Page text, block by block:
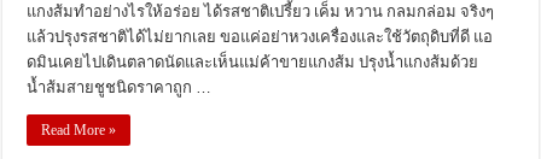
แกงส้มทำอย่างไรให้อร่อย ได้รสชาติเปรี้ยว เค็ม หวาน กลมกล่อม จริงๆ
แล้วปรุงรสชาติได้ไม่ยากเลย ขอแค่อย่าหวงเครื่องและใช้วัตถุดิบที่ดี แอ
ดมินเคยไปเดินตลาดนัดและเห็นแม่ค้าขายแกงส้ม ปรุงน้ำแกงส้มด้วย
น้ำส้มสายชูชนิดราคาถูก …
Read More »